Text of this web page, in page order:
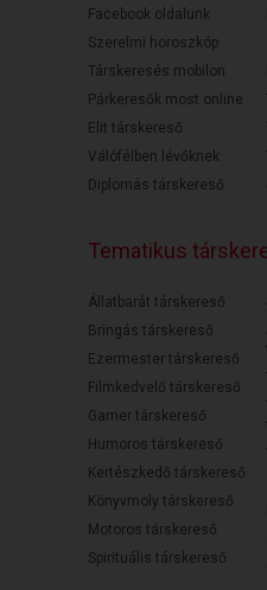
Facebook oldalunk
Szerelmi horoszkóp
Társkeresés mobilon
Párkeresők most online
Elit társkereső
Válófélben lévőknek
Diplomás társkereső
Tematikus
Állatbarát társkereső
Bringás társkereső
Ezermester társkereső
Filmkedvelő társkereső
Gamer társkereső
Humoros társkereső
Kertészkedő társkereső
Könyvmoly társkereső
Motoros társkereső
Spirituális társkereső